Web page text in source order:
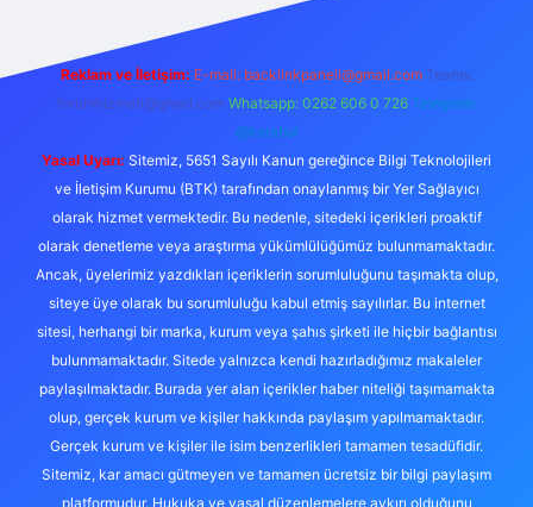
Reklam ve İletişim: E-mail: backlinkpaneli@gmail.com Teams:
forumhizmeti@gmail.com Whatsapp: 0262 606 0 726 Telegram:
@karabul
Yasal Uyarı: Sitemiz, 5651 Sayılı Kanun gereğince Bilgi Teknolojileri
ve İletişim Kurumu (BTK) tarafından onaylanmış bir Yer Sağlayıcı
olarak hizmet vermektedir. Bu nedenle, sitedeki içerikleri proaktif
olarak denetleme veya araştırma yükümlülüğümüz bulunmamaktadır.
Ancak, üyelerimiz yazdıkları içeriklerin sorumluluğunu taşımakta olup,
siteye üye olarak bu sorumluluğu kabul etmiş sayılırlar. Bu internet
sitesi, herhangi bir marka, kurum veya şahıs şirketi ile hiçbir bağlantısı
bulunmamaktadır. Sitede yalnızca kendi hazırladığımız makaleler
paylaşılmaktadır. Burada yer alan içerikler haber niteliği taşımamakta
olup, gerçek kurum ve kişiler hakkında paylaşım yapılmamaktadır.
Gerçek kurum ve kişiler ile isim benzerlikleri tamamen tesadüfidir.
Sitemiz, kar amacı gütmeyen ve tamamen ücretsiz bir bilgi paylaşım
platformudur. Hukuka ve yasal düzenlemelere aykırı olduğunu